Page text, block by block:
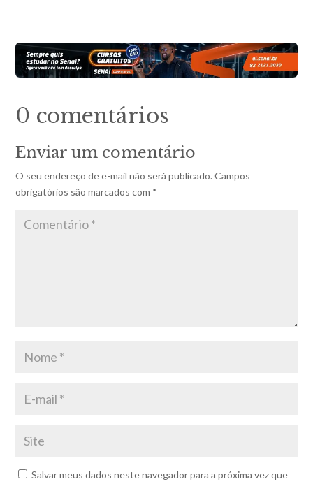
0 comentários
Enviar um comentário
O seu endereço de e-mail não será publicado. Campos
obrigatórios são marcados com *
Salvar meus dados neste navegador para a próxima vez que